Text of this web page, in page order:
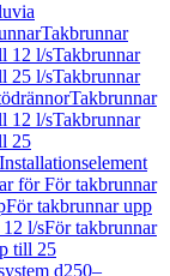
Takbrunnar
12 l/sTakbrunnar
25 l/sTakbrunnar
Takbrunnar
12 l/sTakbrunnar
25
för För takbrunnar
För takbrunnar upp
l/sFör takbrunnar
till 25
d250–